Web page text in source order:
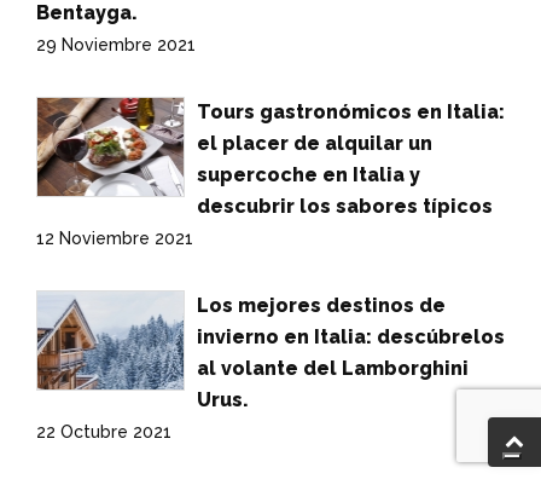
Bentayga.
29 Noviembre 2021
Tours gastronómicos en Italia:
el placer de alquilar un
supercoche en Italia y
descubrir los sabores típicos
12 Noviembre 2021
Los mejores destinos de
invierno en Italia: descúbrelos
al volante del Lamborghini
Urus.
22 Octubre 2021